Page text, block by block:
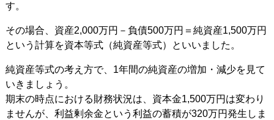
す。
その場合、資産2,000万円－負債500万円＝純資産1,500万円
という計算を資本等式（純資産等式）といいました。
純資産等式の考え方で、1年間の純資産の増加・減少を見て
いきましょう。
期末の時点における財務状況は、資本金1,500万円は変わり
ませんが、利益剰余金という利益の蓄積が320万円発生しま